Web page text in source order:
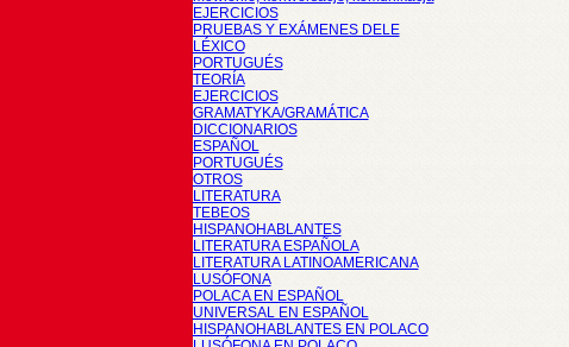
EJERCICIOS
PRUEBAS Y EXÁMENES DELE
LÉXICO
PORTUGUÉS
TEORÍA
EJERCICIOS
GRAMATYKA/GRAMÁTICA
DICCIONARIOS
ESPAÑOL
PORTUGUÉS
OTROS
LITERATURA
TEBEOS
HISPANOHABLANTES
LITERATURA ESPAÑOLA
LITERATURA LATINOAMERICANA
LUSÓFONA
POLACA EN ESPAÑOL
UNIVERSAL EN ESPAÑOL
HISPANOHABLANTES EN POLACO